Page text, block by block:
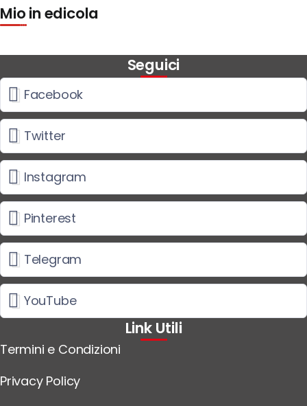
Mio in edicola
Seguici
Facebook
Twitter
Instagram
Pinterest
Telegram
YouTube
Link Utili
Termini e Condizioni
Privacy Policy